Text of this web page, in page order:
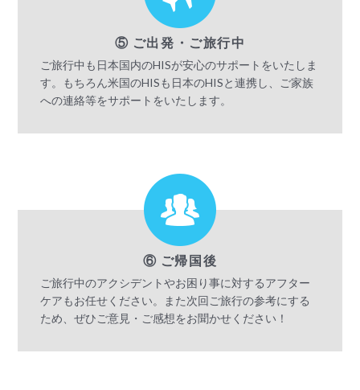
⑤ ご出発・ご旅行中
ご旅行中も日本国内のHISが安心のサポートをいたしま
す。もちろん米国のHISも日本のHISと連携し、ご家族
への連絡等をサポートをいたします。
⑥ ご帰国後
ご旅行中のアクシデントやお困り事に対するアフター
ケアもお任せください。また次回ご旅行の参考にする
ため、ぜひご意見・ご感想をお聞かせください！